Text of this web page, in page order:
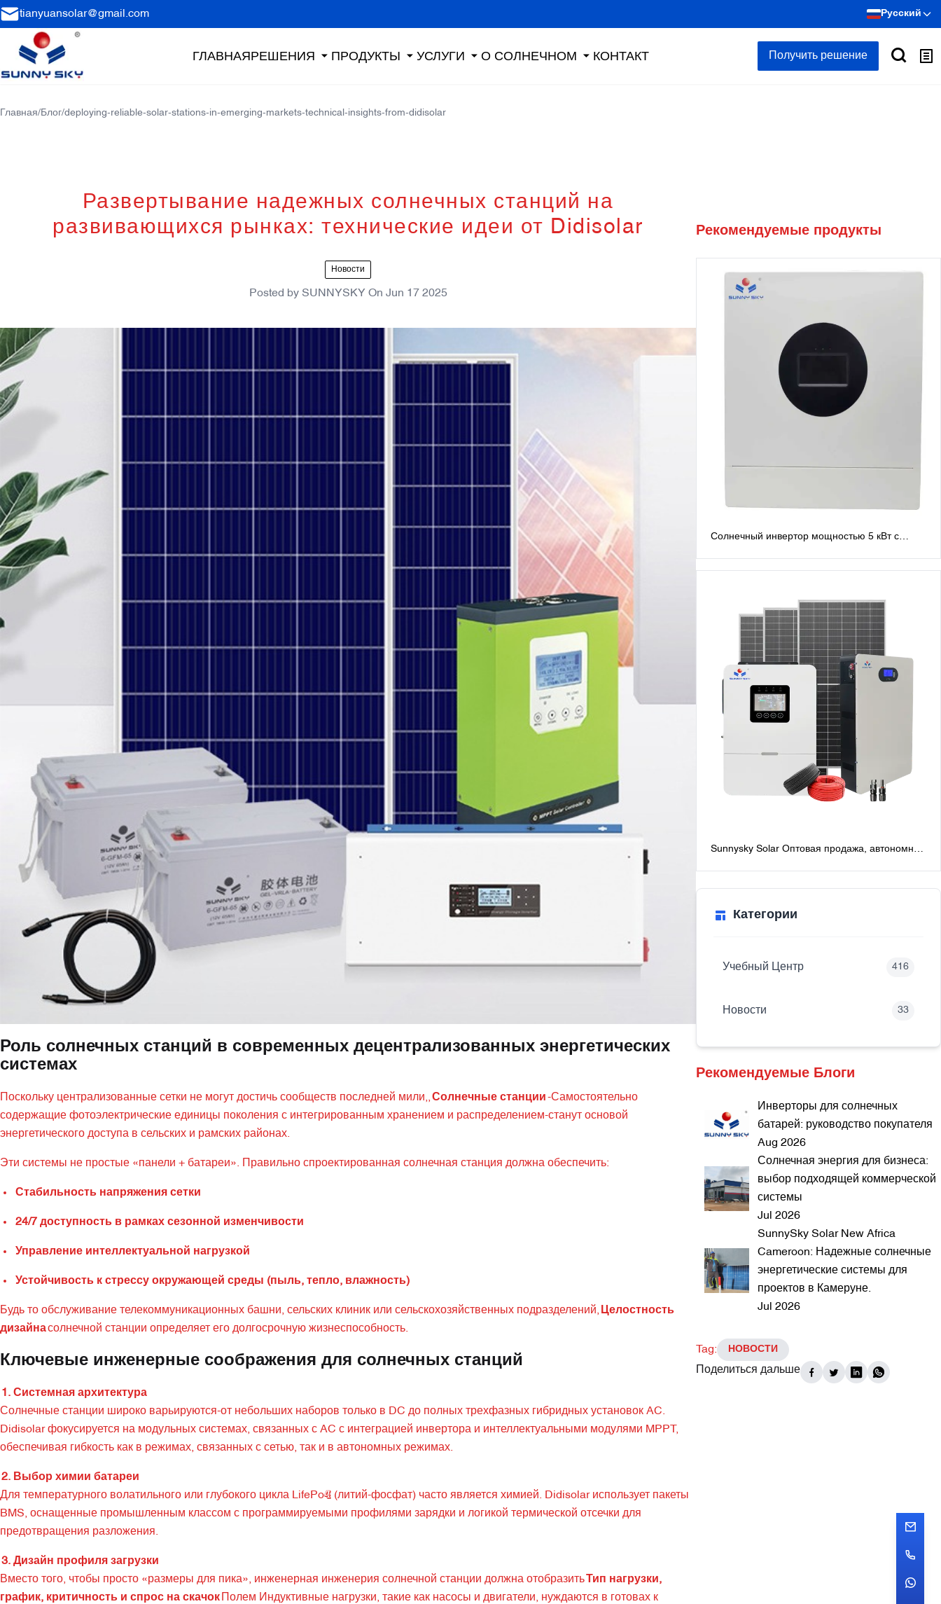
tianyuansolar@gmail.com Русский
ГЛАВНАЯРЕШЕНИЯ ПРОДУКТЫ УСЛУГИ О СОЛНЕЧНОМ КОНТАКТ Получить решение
Главная/Блог/deploying-reliable-solar-stations-in-emerging-markets-technical-insights-from-didisolar
Развертывание надежных солнечных станций на
развивающихся рынках: технические идеи от Didisolar
Новости
Posted by SUNNYSKY On Jun 17 2025
Роль солнечных станций в современных децентрализованных энергетических
системах
Поскольку централизованные сетки не могут достичь сообществ последней мили,,Солнечные станции-Самостоятельно
содержащие фотоэлектрические единицы поколения с интегрированным хранением и распределением-станут основой
энергетического доступа в сельских и рамских районах.
Эти системы не простые «панели + батареи». Правильно спроектированная солнечная станция должна обеспечить:
Стабильность напряжения сетки
24/7 доступность в рамках сезонной изменчивости
Управление интеллектуальной нагрузкой
Устойчивость к стрессу окружающей среды (пыль, тепло, влажность)
Будь то обслуживание телекоммуникационных башни, сельских клиник или сельскохозяйственных подразделений, Целостность
дизайнасолнечной станции определяет его долгосрочную жизнеспособность.
Ключевые инженерные соображения для солнечных станций
1. Системная архитектура
Солнечные станции широко варьируются-от небольших наборов только в DC до полных трехфазных гибридных установок AC.
Didisolar фокусируется на модульных системах, связанных с AC с интеграцией инвертора и интеллектуальными модулями MPPT,
обеспечивая гибкость как в режимах, связанных с сетью, так и в автономных режимах.
2. Выбор химии батареи
Для температурного волатильного или глубокого цикла LifePo₄ (литий-фосфат) часто является химией. Didisolar использует пакеты
BMS, оснащенные промышленным классом с программируемыми профилями зарядки и логикой термической отсечки для
предотвращения разложения.
3. Дизайн профиля загрузки
Вместо того, чтобы просто «размеры для пика», инженерная инженерия солнечной станции должна отобразить
Тип нагрузки,
график, критичность и спрос на скачок
Полем Индуктивные нагрузки, такие как насосы и двигатели, нуждаются в готовах к
Рекомендуемые продукты
Солнечный инвертор мощностью 5 кВт с
Sunnysky Solar Оптовая продажа, автономная
системы с батареями
Категории
Учебный Центр 416
Новости 33
Рекомендуемые Блоги
Инверторы для солнечных
батарей: руководство покупателя
Aug 2026
Солнечная энергия для бизнеса:
выбор подходящей коммерческой
системы
Jul 2026
SunnySky Solar New Africa
Cameroon: Надежные солнечные
энергетические системы для
проектов в Камеруне.
Jul 2026
Tag: НОВОСТИ
Поделиться дальше